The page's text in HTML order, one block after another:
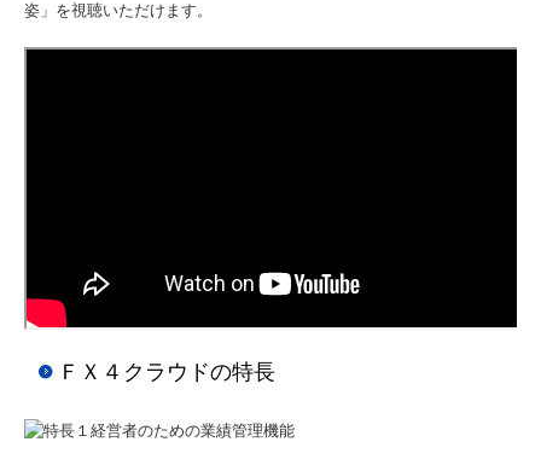
姿」を視聴いただけます。
ＦＸ４クラウドの特長